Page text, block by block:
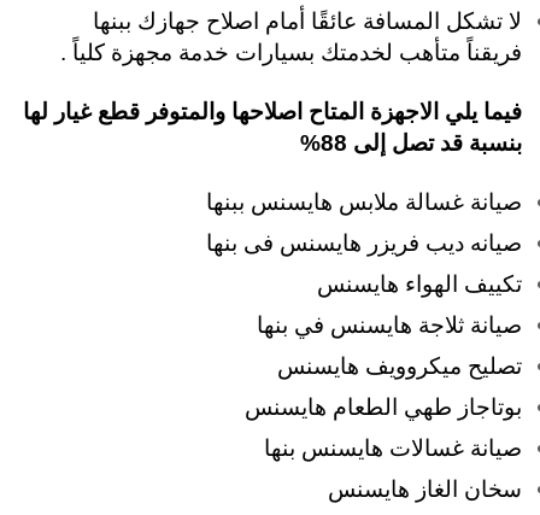
لا تشكل المسافة عائقًا أمام اصلاح جهازك ببنها
فريقناً متأهب لخدمتك بسيارات خدمة مجهزة كلياً .
فيما يلي الاجهزة المتاح اصلاحها والمتوفر قطع غيار لها
بنسبة قد تصل إلى 88%
صيانة غسالة ملابس هايسنس ببنها
صيانه ديب فريزر هايسنس فى بنها
تكييف الهواء هايسنس
صيانة ثلاجة هايسنس في بنها
تصليح ميكروويف هايسنس
بوتاجاز طهي الطعام هايسنس
صيانة غسالات هايسنس بنها
سخان الغاز هايسنس